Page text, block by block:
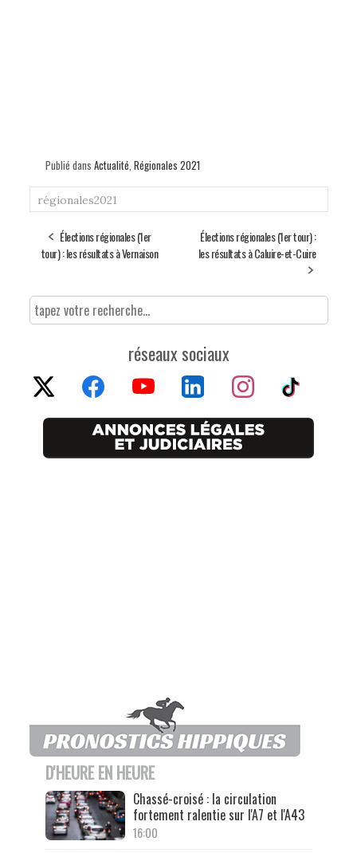
Publié dans Actualité, Régionales 2021
régionales2021
Élections régionales (1er
tour) : les résultats à Vernaison
Élections régionales (1er tour) :
les résultats à Caluire-et-Cuire
réseaux sociaux
D'HEURE EN HEURE
Chassé-croisé : la circulation
fortement ralentie sur l'A7 et l'A43
16:00